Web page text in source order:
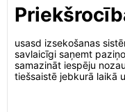
usasd izsekošanas
savlaicīgi saņemt
samazināt iespēju
tiešsaistē jebkurā laikā